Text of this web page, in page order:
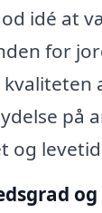
idé at
for
kvaliteten
på
og